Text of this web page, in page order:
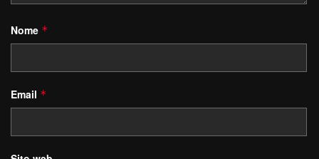
Nome *
Email *